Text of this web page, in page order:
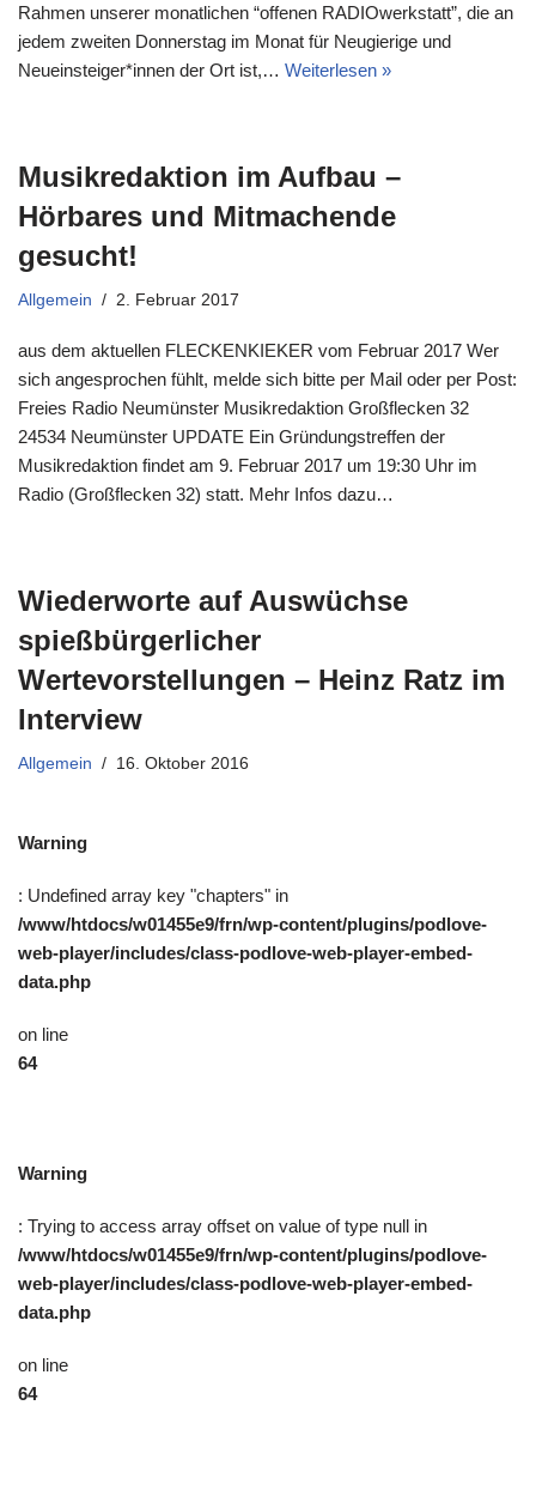
Rahmen unserer monatlichen “offenen RADIOwerkstatt”, die an
jedem zweiten Donnerstag im Monat für Neugierige und
Neueinsteiger*innen der Ort ist,… Weiterlesen »
Musikredaktion im Aufbau –
Hörbares und Mitmachende
gesucht!
Allgemein 2. Februar 2017
aus dem aktuellen FLECKENKIEKER vom Februar 2017 Wer
sich angesprochen fühlt, melde sich bitte per Mail oder per Post:
Freies Radio Neumünster Musikredaktion Großflecken 32
24534 Neumünster UPDATE Ein Gründungstreffen der
Musikredaktion findet am 9. Februar 2017 um 19:30 Uhr im
Radio (Großflecken 32) statt. Mehr Infos dazu…
Wiederworte auf Auswüchse
spießbürgerlicher
Wertevorstellungen – Heinz Ratz im
Interview
Allgemein 16. Oktober 2016
Warning
: Undefined array key "chapters" in
/www/htdocs/w01455e9/frn/wp-content/plugins/podlove-
web-player/includes/class-podlove-web-player-embed-
data.php
on line
64
Warning
: Trying to access array offset on value of type null in
/www/htdocs/w01455e9/frn/wp-content/plugins/podlove-
web-player/includes/class-podlove-web-player-embed-
data.php
on line
64